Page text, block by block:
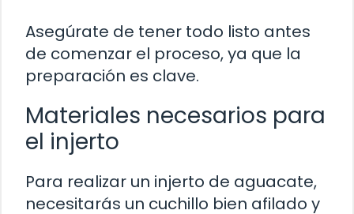
Asegúrate de tener todo listo antes
de comenzar el proceso, ya que la
preparación es clave.
Materiales necesarios para
el injerto
Para realizar un injerto de aguacate,
necesitarás un cuchillo bien afilado y